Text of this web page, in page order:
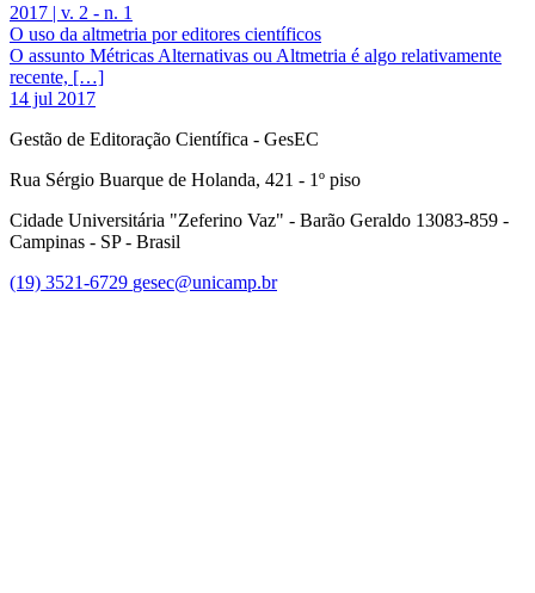
2017 | v. 2 - n. 1
O uso da altmetria por editores científicos
O assunto Métricas Alternativas ou Altmetria é algo relativamente
recente, […]
14 jul 2017
Gestão de Editoração Científica - GesEC
Rua Sérgio Buarque de Holanda, 421 - 1º piso
Cidade Universitária "Zeferino Vaz" - Barão Geraldo 13083-859 -
Campinas - SP - Brasil
(19) 3521-6729 gesec@unicamp.br